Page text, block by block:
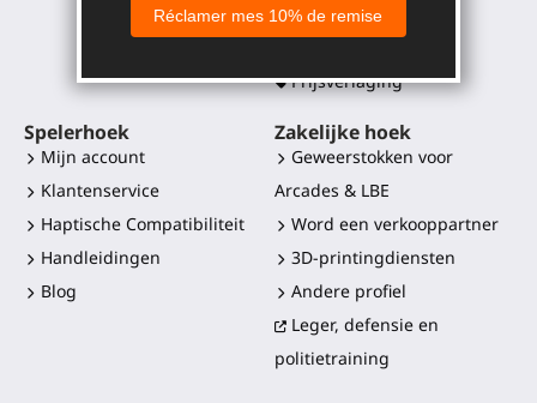
Onderdelen
Prijsverlaging
Spelerhoek
Mijn account
Klantenservice
Haptische Compatibiliteit
Handleidingen
Blog
Zakelijke hoek
Geweerstokken voor
Arcades & LBE
Word een verkooppartner
3D-printingdiensten
Andere profiel
Leger, defensie en
politietraining